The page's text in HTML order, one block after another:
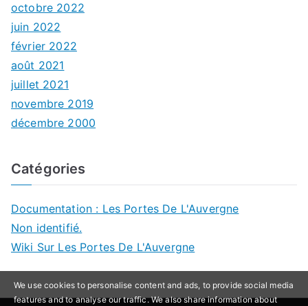
octobre 2022
juin 2022
février 2022
août 2021
juillet 2021
novembre 2019
décembre 2000
Catégories
Documentation : Les Portes De L'Auvergne
Non identifié.
Wiki Sur Les Portes De L'Auvergne
We use cookies to personalise content and ads, to provide social media
features and to analyse our traffic. We also share information about